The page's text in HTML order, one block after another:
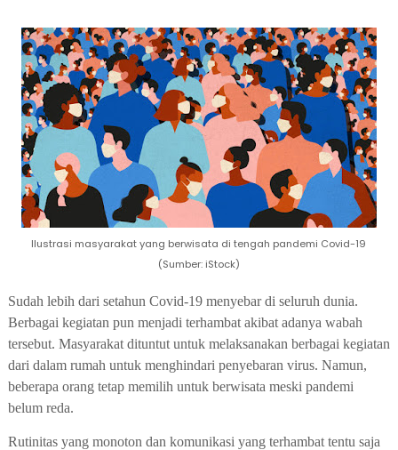
Ilustrasi masyarakat yang berwisata di tengah pandemi Covid-19
(Sumber: iStock)
Sudah lebih dari setahun Covid-19 menyebar di seluruh dunia.
Berbagai kegiatan pun menjadi terhambat akibat adanya wabah
tersebut. Masyarakatdituntut untuk melaksanakan berbagai kegiatan
dari dalam rumah untuk menghindari penyebaran virus. Namun,
beberapa orang tetap memilih untuk berwisata meski pandemi
belum reda.
Rutinitas yang monoton dan komunikasi yang terhambat tentu saja